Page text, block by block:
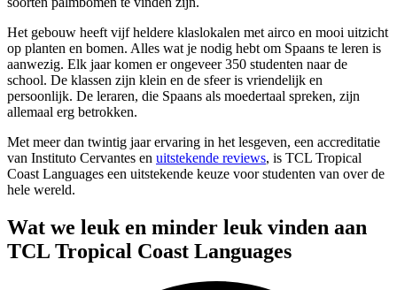
Het gebouw heeft vijf heldere klaslokalen met airco en mooi uitzicht
op planten en bomen. Alles wat je nodig hebt om Spaans te leren is
aanwezig. Elk jaar komen er ongeveer 350 studenten naar de
school. De klassen zijn klein en de sfeer is vriendelijk en
persoonlijk. De leraren, die Spaans als moedertaal spreken, zijn
allemaal erg betrokken.
Met meer dan twintig jaar ervaring in het lesgeven, een accreditatie
van Instituto Cervantes en uitstekende reviews, is TCL Tropical
Coast Languages een uitstekende keuze voor studenten van over de
hele wereld.
Wat we leuk en minder leuk vinden aan
TCL Tropical Coast Languages